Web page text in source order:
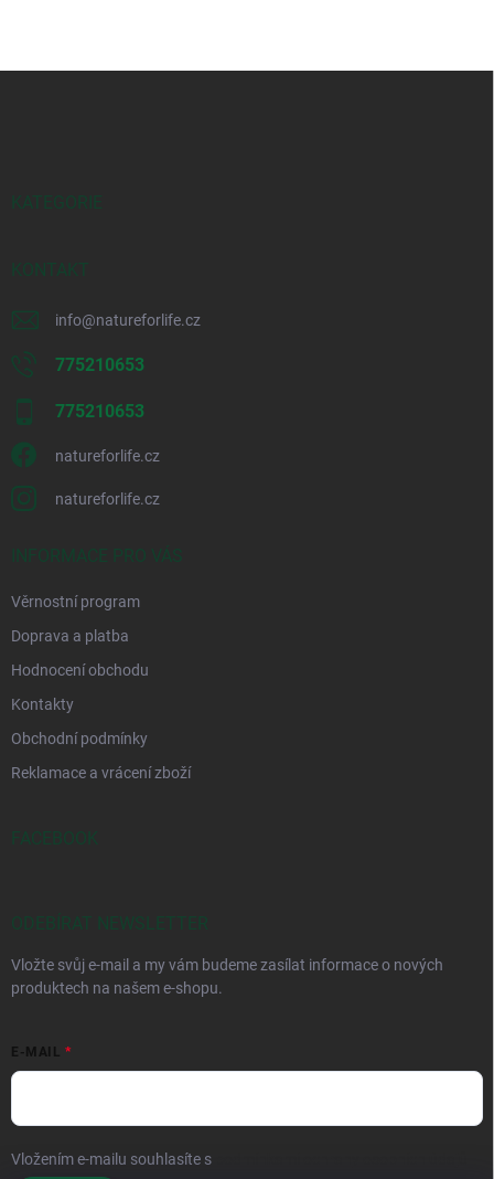
KATEGORIE
KONTAKT
info@natureforlife.cz
775210653
775210653
natureforlife.cz
natureforlife.cz
INFORMACE PRO VÁS
Věrnostní program
Doprava a platba
Hodnocení obchodu
Kontakty
Obchodní podmínky
Reklamace a vrácení zboží
FACEBOOK
ODEBÍRAT NEWSLETTER
Vložte svůj e-mail a my vám budeme zasílat informace o nových
produktech na našem e-shopu.
E-MAIL
Vložením e-mailu souhlasíte s